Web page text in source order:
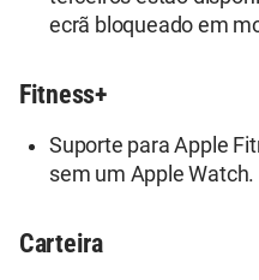
ecrã bloqueado em
Fitness+
Suporte para Apple
sem um Apple Watch.
Carteira